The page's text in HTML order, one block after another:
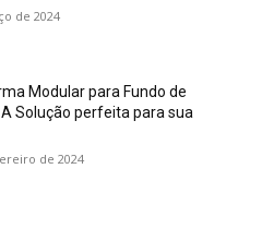
de 2024
Modular para Fundo de
Solução perfeita para sua
de 2024